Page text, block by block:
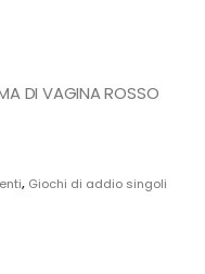
DI VAGINA ROSSO
, Giochi di addio singoli